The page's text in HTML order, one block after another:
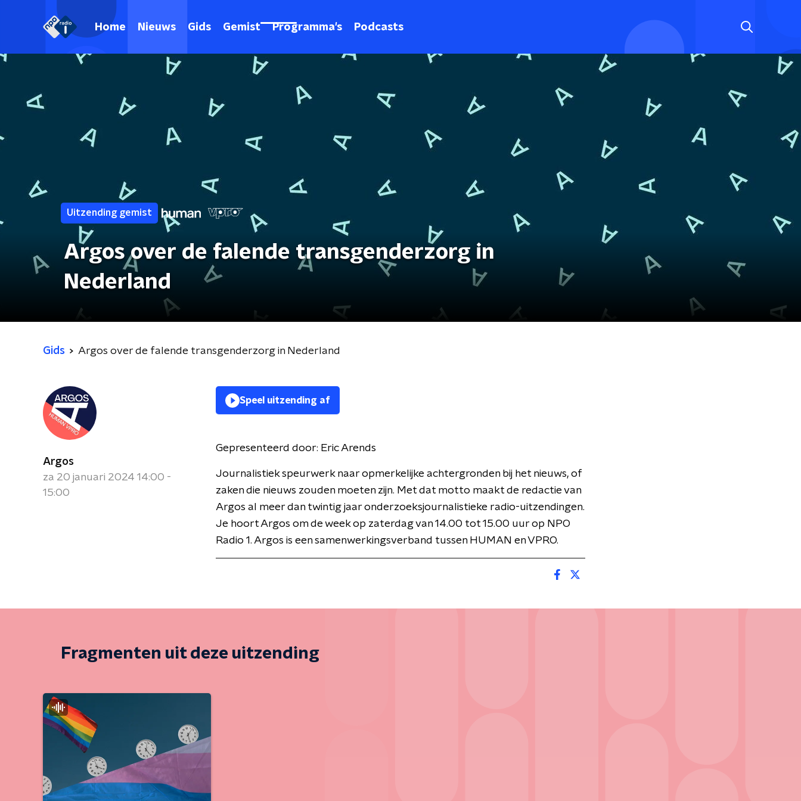
Home Nieuws Gids Gemist Programma's Podcasts
Uitzending gemist
Argos over de falende transgenderzorg in
Nederland
Gids Argos over de falende transgenderzorg in Nederland
Argos
za 20 januari 2024 14:00 -
15:00
Speel uitzending af
Gepresenteerd door: Eric Arends
Journalistiek speurwerk naar opmerkelijke achtergronden bij het nieuws, of
zaken die nieuws zouden moeten zijn. Met dat motto maakt de redactie van
Argos al meer dan twintig jaar onderzoeksjournalistieke radio-uitzendingen.
Je hoort Argos om de week op zaterdag van 14.00 tot 15.00 uur op NPO
Radio 1. Argos is een samenwerkingsverband tussen HUMAN en VPRO.
Fragmenten uit deze uitzending